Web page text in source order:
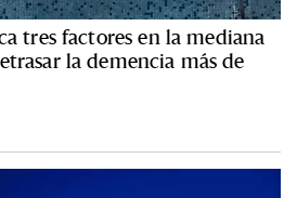
tres factores en la mediana
la demencia más de